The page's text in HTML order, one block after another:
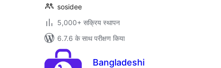
sosidee
5,000+ सक्रिय स्थापन
6.7.6 के साथ परीक्षण किया
Bangladeshi